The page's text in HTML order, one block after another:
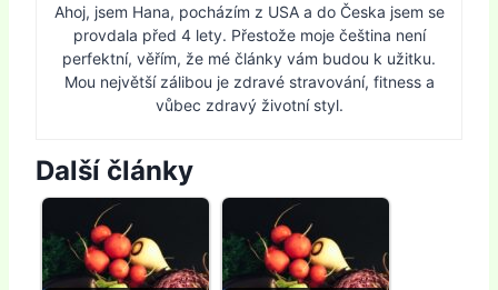
Ahoj, jsem Hana, pocházím z USA a do Česka jsem se
provdala před 4 lety. Přestože moje čeština není
perfektní, věřím, že mé články vám budou k užitku.
Mou největší zálibou je zdravé stravování, fitness a
vůbec zdravý životní styl.
Další články